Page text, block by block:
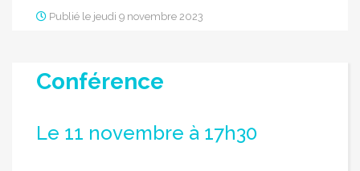
Publié le jeudi 9 novembre 2023
Conférence
Le 11 novembre à 17h30